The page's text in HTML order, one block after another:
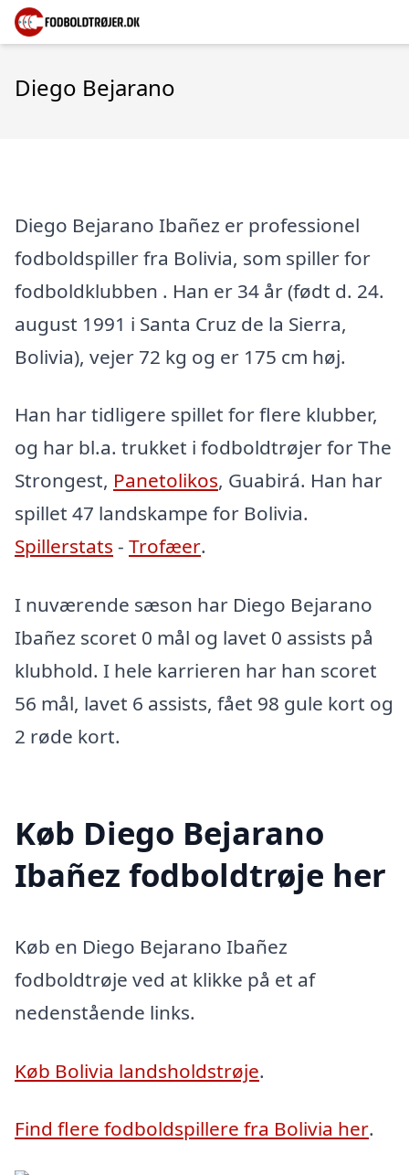
Diego Bejarano
Diego Bejarano Ibañez er professionel
fodboldspiller fra Bolivia, som spiller for
fodboldklubben . Han er 34 år (født d. 24.
august 1991 i Santa Cruz de la Sierra,
Bolivia), vejer 72 kg og er 175 cm høj.
Han har tidligere spillet for flere klubber,
og har bl.a. trukket i fodboldtrøjer for The
Strongest, Panetolikos, Guabirá. Han har
spillet 47 landskampe for Bolivia.
Spillerstats - Trofæer.
I nuværende sæson har Diego Bejarano
Ibañez scoret 0 mål og lavet 0 assists på
klubhold. I hele karrieren har han scoret
56 mål, lavet 6 assists, fået 98 gule kort og
2 røde kort.
Køb Diego Bejarano
Ibañez fodboldtrøje her
Køb en Diego Bejarano Ibañez
fodboldtrøje ved at klikke på et af
nedenstående links.
Køb Bolivia landsholdstrøje.
Find flere fodboldspillere fra Bolivia her.